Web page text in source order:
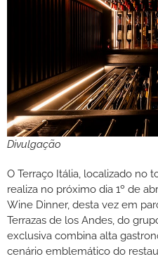
Divulgação
O Terraço Itália, localizado no
realiza no próximo dia 1º de
Wine Dinner, desta vez em
Terrazas de los Andes, do
exclusiva combina alta
cenário emblemático do